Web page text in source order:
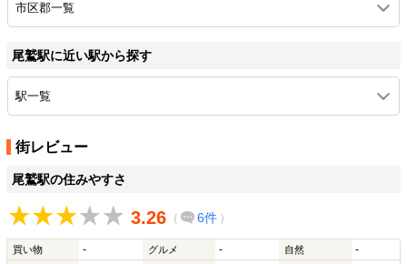
市区郡一覧
尾鷲駅に近い駅から探す
駅一覧
街レビュー
尾鷲駅の住みやすさ
3.26 （ 6件 ）
買い物 - グルメ - 自然 -